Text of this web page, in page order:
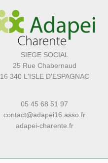
SIEGE SOCIAL
25 Rue Chabernaud
16 340 L'ISLE D'ESPAGNAC
05 45 68 51 97
contact@adapei16.asso.fr
adapei-charente.fr